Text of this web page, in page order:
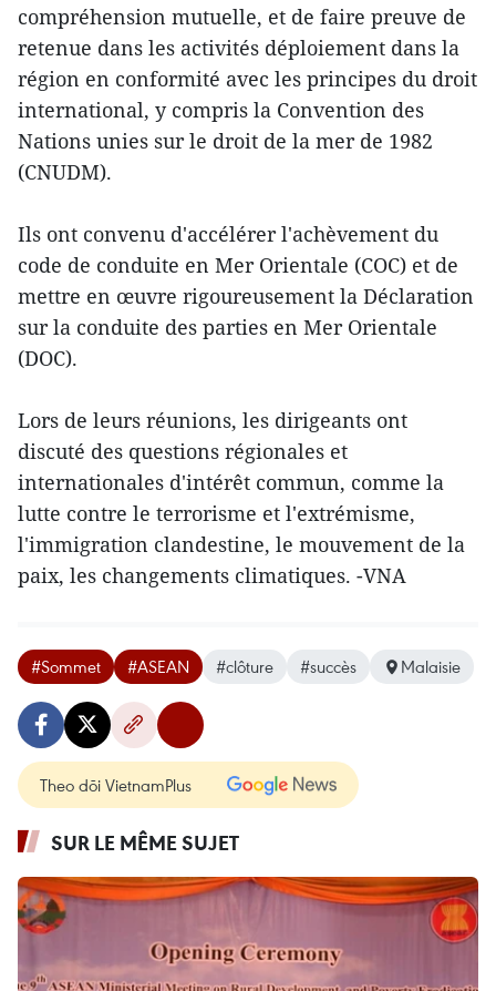
compréhension mutuelle, et de faire preuve de
retenue dans les activités déploiement dans la
région en conformité avec les principes du droit
international, y compris la Convention des
Nations unies sur le droit de la mer de 1982
(CNUDM).
Ils ont convenu d'accélérer l'achèvement du
code de conduite en Mer Orientale (COC) et de
mettre en œuvre rigoureusement la Déclaration
sur la conduite des parties en Mer Orientale
(DOC).
Lors de leurs réunions, les dirigeants ont
discuté des questions régionales et
internationales d'intérêt commun, comme la
lutte contre le terrorisme et l'extrémisme,
l'immigration clandestine, le mouvement de la
paix, les changements climatiques. -VNA
#Sommet #ASEAN #clôture #succès Malaisie
Theo dõi VietnamPlus
SUR LE MÊME SUJET